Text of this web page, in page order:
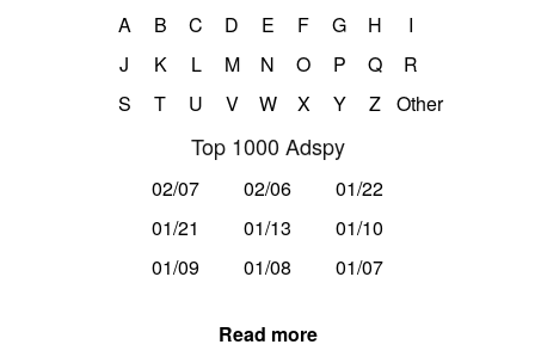
A B C D E F G H
I
J
K L M N O P Q
R
S
T U V W X Y Z Other
Top 1000 Adspy
02/07 02/06
01/22
01/21
01/13
01/10
01/09
01/08 01/07
Read more